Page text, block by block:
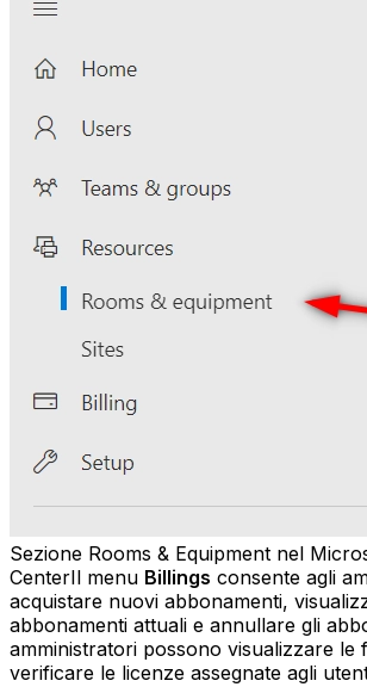
Sezione Rooms & Equipment nel
CenterIl menu Billings consente agli
acquistare nuovi abbonamenti,
abbonamenti attuali e annullare gli
amministratori possono visualizzare le
verificare le licenze assegnate agli